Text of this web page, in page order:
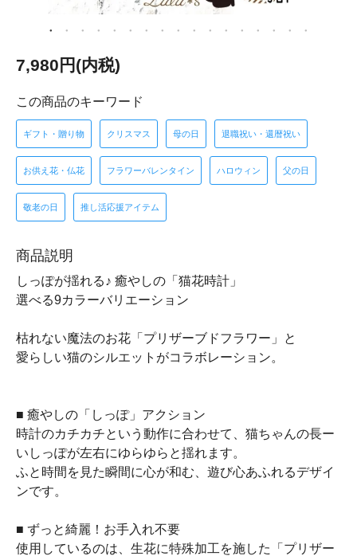
7,980円(内税)
この商品のキーワード
ギフト・贈り物 クリスマス 母の日 退職祝い・還暦祝い
お供え花・仏花 フラワーバレンタイン ハロウィン 父の日
敬老の日 推し活応援アイテム
商品説明
しっぽが揺れる♪ 癒やしの「猫花時計」
選べる9カラーバリエーション
枯れない魔法のお花「プリザーブドフラワー」と
愛らしい猫のシルエットがコラボレーション。
■ 癒やしの「しっぽ」アクション
時計のカチカチという動作に合わせて、猫ちゃんの長ー
いしっぽが左右にゆらゆらと揺れます。
ふと時間を見た瞬間に心が和む、遊び心あふれるデザイ
ンです。
■ ずっと綺麗！お手入れ不要
使用しているのは、生花に特殊加工を施した「プリザー